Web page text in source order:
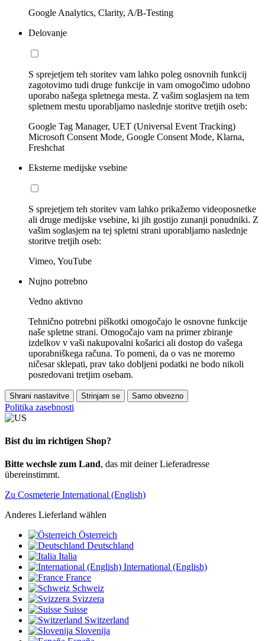
Google Analytics, Clarity, A/B-Testing
Delovanje
S sprejetjem teh storitev vam lahko poleg osnovnih funkcij
zagotovimo tudi druge funkcije in vam omogočimo udobno
uporabo našega spletnega mesta. Z vašim soglasjem na tem
spletnem mestu uporabljamo naslednje storitve tretjih oseb:
Google Tag Manager, UET (Universal Event Tracking)
Microsoft Consent Mode, Google Consent Mode, Klarna,
Freshchat
Eksterne medijske vsebine
S sprejetjem teh storitev vam lahko prikažemo videoposnetke
ali druge medijske vsebine, ki jih gostijo zunanji ponudniki. Z
vašim soglasjem na tej spletni strani uporabljamo naslednje
storitve tretjih oseb:
Vimeo, YouTube
Nujno potrebno
Vedno aktivno
Tehnično potrebni piškotki omogočajo le osnovne funkcije
naše spletne strani. Omogočajo vam na primer zbiranje
izdelkov v vaši nakupovalni košarici ali dostop do vašega
uporabniškega računa. To pomeni, da o vas ne moremo
ničesar sklepati, prav tako dobljeni podatki ne bodo nikoli
posredovani tretjim osebam.
Shrani nastavitve Strinjam se Samo obvezno
Politika zasebnosti
Bist du im richtigen Shop?
Bitte wechsle zum Land, das mit deiner Lieferadresse
übereinstimmt.
Zu Cosmeterie International (English)
Anderes Lieferland wählen
Österreich
Deutschland
Italia
International (English)
France
Schweiz
Svizzera
Suisse
Switzerland
Slovenija